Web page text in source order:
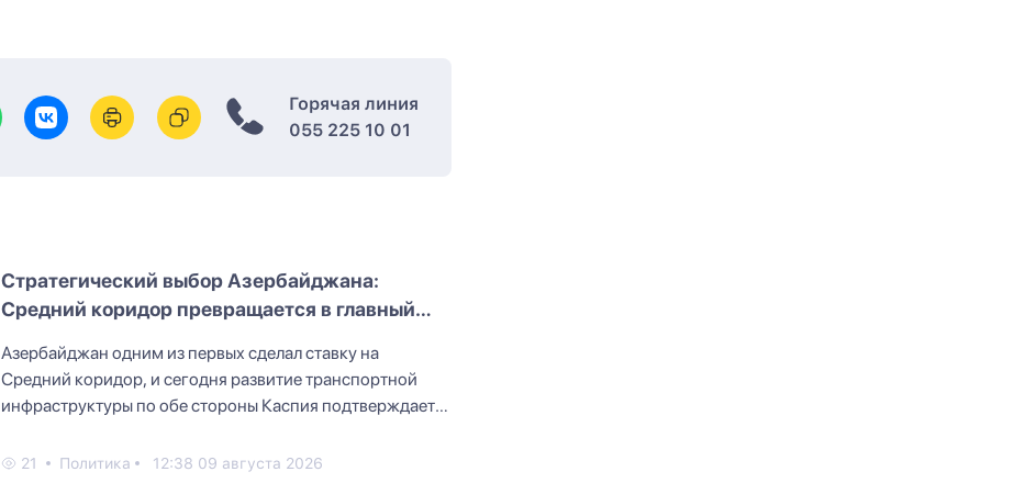
Горячая линия
055 225 10 01
Стратегический выбор Азербайджана:
Средний коридор превращается в главный
Азербайджан одним из первых сделал ставку на
Средний коридор, и сегодня развитие транспортной
инфраструктуры по обе стороны Каспия подтверждает
21 Политика 12:38 09 августа 2026